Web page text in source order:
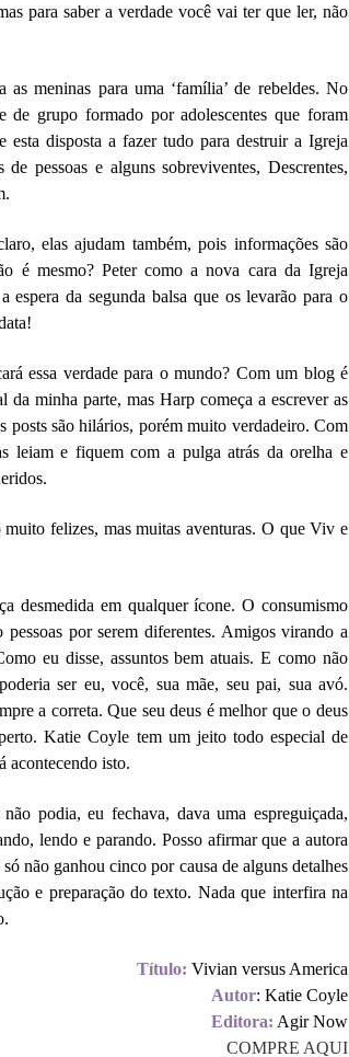
para saber a verdade você vai ter que ler, não
meninas para uma ‘família’ de rebeldes. No
grupo formado por adolescentes que foram
disposta a fazer tudo para destruir a Igreja
pessoas e alguns sobreviventes, Descrentes,
elas ajudam também, pois informações são
é mesmo? Peter como a nova cara da Igreja
da segunda balsa que os levarão para o
essa verdade para o mundo? Com um blog é
minha parte, mas Harp começa a escrever as
posts são hilários, porém muito verdadeiro. Com
leiam e fiquem com a pulga atrás da orelha e
felizes, mas muitas aventuras. O que Viv e
desmedida em qualquer ícone. O consumismo
pessoas por serem diferentes. Amigos virando a
eu disse, assuntos bem atuais. E como não
ser eu, você, sua mãe, seu pai, sua avó.
a correta. Que seu deus é melhor que o deus
Katie Coyle tem um jeito todo especial de
acontecendo isto.
podia, eu fechava, dava uma espreguiçada,
lendo e parando. Posso afirmar que a autora
não ganhou cinco por causa de alguns detalhes
e preparação do texto. Nada que interfira na
Título: Vivian versus America
Autor: Katie Coyle
Editora: Agir Now
COMPRE AQUI